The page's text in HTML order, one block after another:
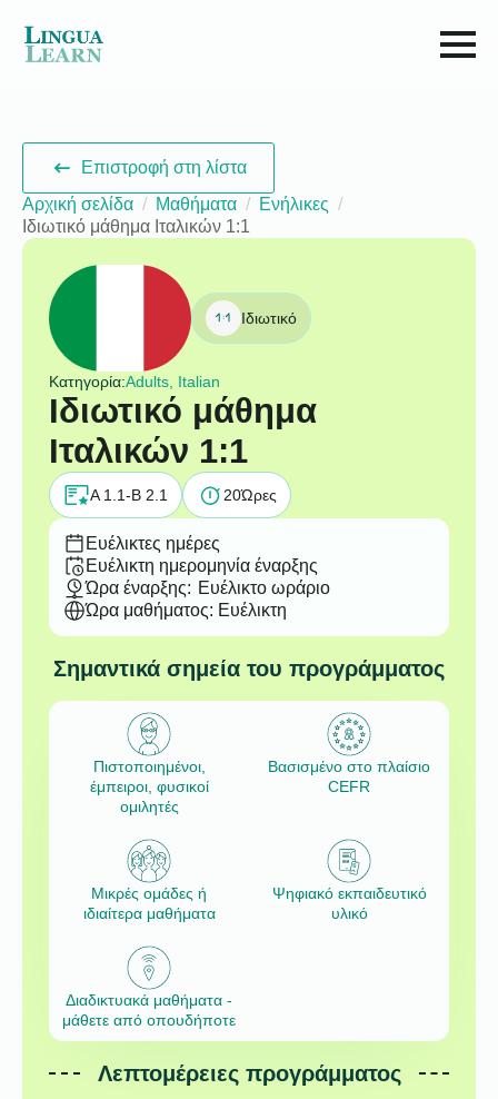
Επιστροφή στη λίστα
Αρχική σελίδα
Μαθήματα
Ενήλικες
Ιδιωτικό μάθημα Ιταλικών 1:1
Ιδιωτικό
Κατηγορία:Adults, Italian
Ιδιωτικό μάθημα
Ιταλικών 1:1
A 1.1-B 2.1 20Ώρες
Ευέλικτες ημέρες
Ευέλικτη ημερομηνία έναρξης
Ώρα έναρξης: Ευέλικτο ωράριο
Ώρα μαθήματος: Ευέλικτη
Σημαντικά σημεία του προγράμματος
Πιστοποιημένοι,
έμπειροι, φυσικοί
ομιλητές
Βασισμένο στο πλαίσιο
CEFR
Μικρές ομάδες ή
ιδιαίτερα μαθήματα
Ψηφιακό εκπαιδευτικό
υλικό
Διαδικτυακά μαθήματα -
μάθετε από οπουδήποτε
Λεπτομέρειες προγράμματος